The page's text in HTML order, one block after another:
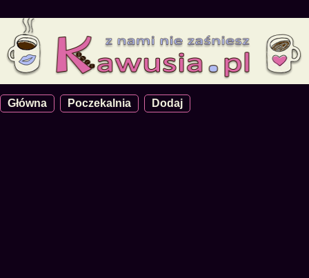
Główna Poczekalnia Dodaj